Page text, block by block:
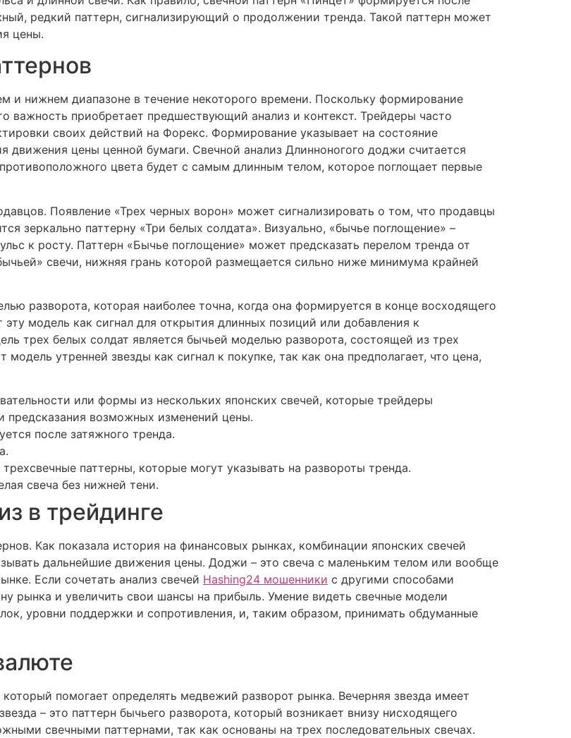
редкий паттерн, сигнализирующий о продолжении тренда. Такой паттерн может
цены.
и нижнем диапазоне в течение некоторого времени. Поскольку формирование
важность приобретает предшествующий анализ и контекст. Трейдеры часто
своих действий на Форекс. Формирование указывает на состояние
движения цены ценной бумаги. Свечной анализ Длинноногого доджи считается
цвета будет с самым длинным телом, которое поглощает первые
Появление «Трех черных ворон» может сигнализировать о том, что продавцы
зеркально паттерну «Три белых солдата». Визуально, «бычье поглощение» –
к росту. Паттерн «Бычье поглощение» может предсказать перелом тренда от
свечи, нижняя грань которой размещается сильно ниже минимума крайней
разворота, которая наиболее точна, когда она формируется в конце восходящего
модель как сигнал для открытия длинных позиций или добавления к
трех белых солдат является бычьей моделью разворота, состоящей из трех
утренней звезды как сигнал к покупке, так как она предполагает, что цена,
или формы из нескольких японских свечей, которые трейдеры
предсказания возможных изменений цены.
после затяжного тренда.
паттерны, которые могут указывать на развороты тренда.
свеча без нижней тени.
в трейдинге
Как показала история на финансовых рынках, комбинации японских свечей
дальнейшие движения цены. Доджи – это свеча с маленьким телом или вообще
Если сочетать анализ свечей Hashing24 мошенники с другими способами
рынка и увеличить свои шансы на прибыль. Умение видеть свечные модели
уровни поддержки и сопротивления, и, таким образом, принимать обдуманные
помогает определять медвежий разворот рынка. Вечерняя звезда имеет
– это паттерн бычьего разворота, который возникает внизу нисходящего
свечными паттернами, так как основаны на трех последовательных свечах.